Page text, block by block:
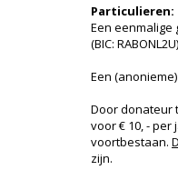
Particulieren:
Een eenmalige
(BIC:
Een
Door donateur
voor € 10, -
voortbestaan.
zijn.